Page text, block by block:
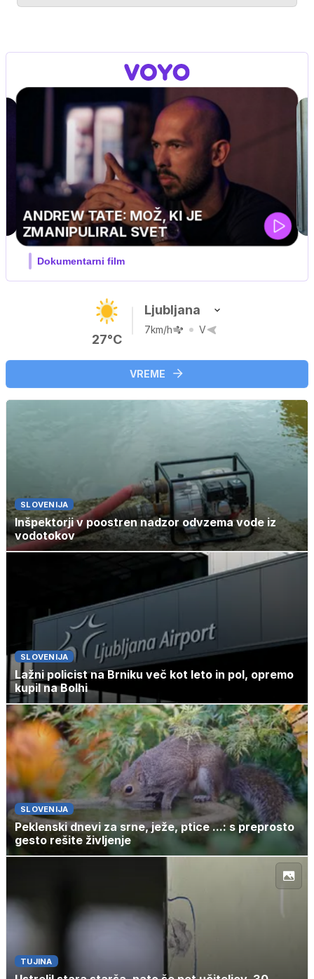
MOJ PRIJATELJ PINGVIN
Film meseca / družinski, pustolovski
27°C
Ljubljana
7km/h V
VREME
SLOVENIJA
Inšpektorji v poostren nadzor odvzema vode iz
vodotokov
SLOVENIJA
Lažni policist na Brniku več kot leto in pol, opremo
kupil na Bolhi
SLOVENIJA
Peklenski dnevi za srne, ježe, ptice ...: s preprosto
gesto rešite življenje
TUJINA